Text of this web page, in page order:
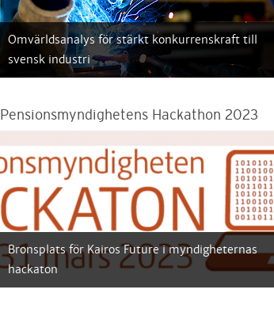
Omvärldsanalys för stärkt konkurrenskraft till
svensk industri
Pensionsmyndighetens Hackathon 2023
Bronsplats för Kairos Future i myndigheternas
hackaton